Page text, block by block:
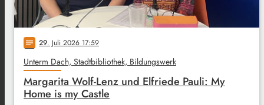
notes 29. Juli 2026 17:59
Unterm Dach, Stadtbibliothek, Bildungswerk
Margarita Wolf-Lenz und Elfriede Pauli: My
Home is my Castle